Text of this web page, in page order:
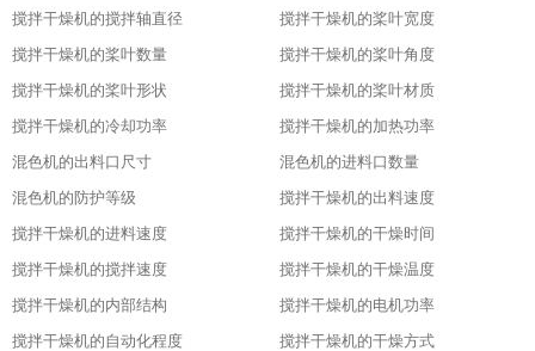
搅拌干燥机的搅拌轴直径
搅拌干燥机的桨叶宽度
搅拌干燥机的桨叶数量
搅拌干燥机的桨叶角度
搅拌干燥机的桨叶形状
搅拌干燥机的桨叶材质
搅拌干燥机的冷却功率
搅拌干燥机的加热功率
混色机的出料口尺寸
混色机的进料口数量
混色机的防护等级
搅拌干燥机的出料速度
搅拌干燥机的进料速度
搅拌干燥机的干燥时间
搅拌干燥机的搅拌速度
搅拌干燥机的干燥温度
搅拌干燥机的内部结构
搅拌干燥机的电机功率
搅拌干燥机的自动化程度
搅拌干燥机的干燥方式